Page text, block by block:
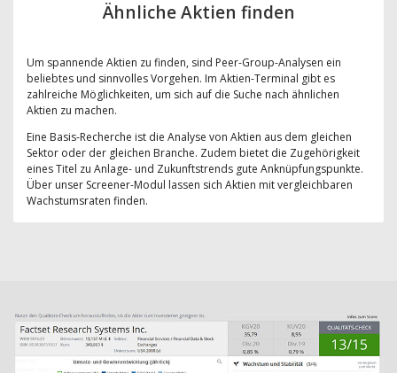
Ähnliche Aktien finden
Um spannende Aktien zu finden, sind Peer-Group-Analysen ein
beliebtes und sinnvolles Vorgehen. Im Aktien-Terminal gibt es
zahlreiche Möglichkeiten, um sich auf die Suche nach ähnlichen
Aktien zu machen.
Eine Basis-Recherche ist die Analyse von Aktien aus dem gleichen
Sektor oder der gleichen Branche. Zudem bietet die Zugehörigkeit
eines Titel zu Anlage- und Zukunftstrends gute Anknüpfungspunkte.
Über unser Screener-Modul lassen sich Aktien mit vergleichbaren
Wachstumsraten finden.